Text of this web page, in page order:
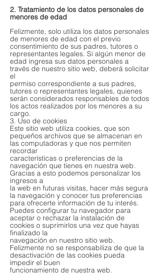
2. Tratamiento de los datos personales de
menores de edad
Felizmente, solo utiliza los datos personales
de menores de edad con el previo
consentimiento de sus padres, tutores o
representantes legales. Si algún menor de
edad ingresa sus datos personales a
través de nuestro sitio web, deberá solicitar
el
permiso correspondiente a sus padres,
tutores o representantes legales, quienes
serán considerados responsables de todos
los actos realizados por los menores a su
cargo.
3. Uso de cookies
Este sitio web utiliza cookies, que son
pequeños archivos que se almacenan en
las computadoras y que nos permiten
recordar
características o preferencias de la
navegación que tienes en nuestra web.
Gracias a esto podemos personalizar los
ingresos a
la web en futuras visitas, hacer más segura
la navegación y conocer tus preferencias
para ofrecerte información de tu interés.
Puedes configurar tu navegador para
aceptar o rechazar la instalación de
cookies o suprimirlos una vez que hayas
finalizado la
navegación en nuestro sitio web.
Felizmente no se responsabiliza de que la
desactivación de las cookies pueda
impedir el buen
funcionamiento de nuestra web.